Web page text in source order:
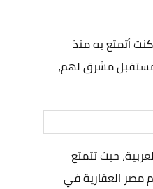
أتمتع به منذ
مستقبل مشرق لهم،
حيث تتمتع
مصر العقارية في